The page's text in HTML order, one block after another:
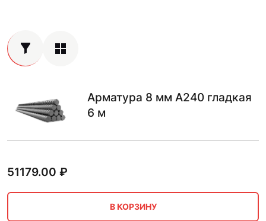
Арматура 8 мм А240 гладкая
6 м
51179.00 ₽
В КОРЗИНУ